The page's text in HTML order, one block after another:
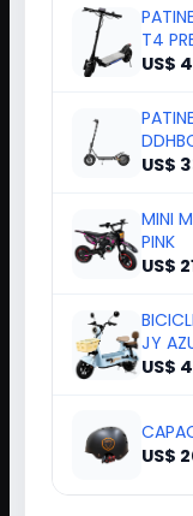
T4
US$
US$
MINI
PINK
US$
JY
US$
US$